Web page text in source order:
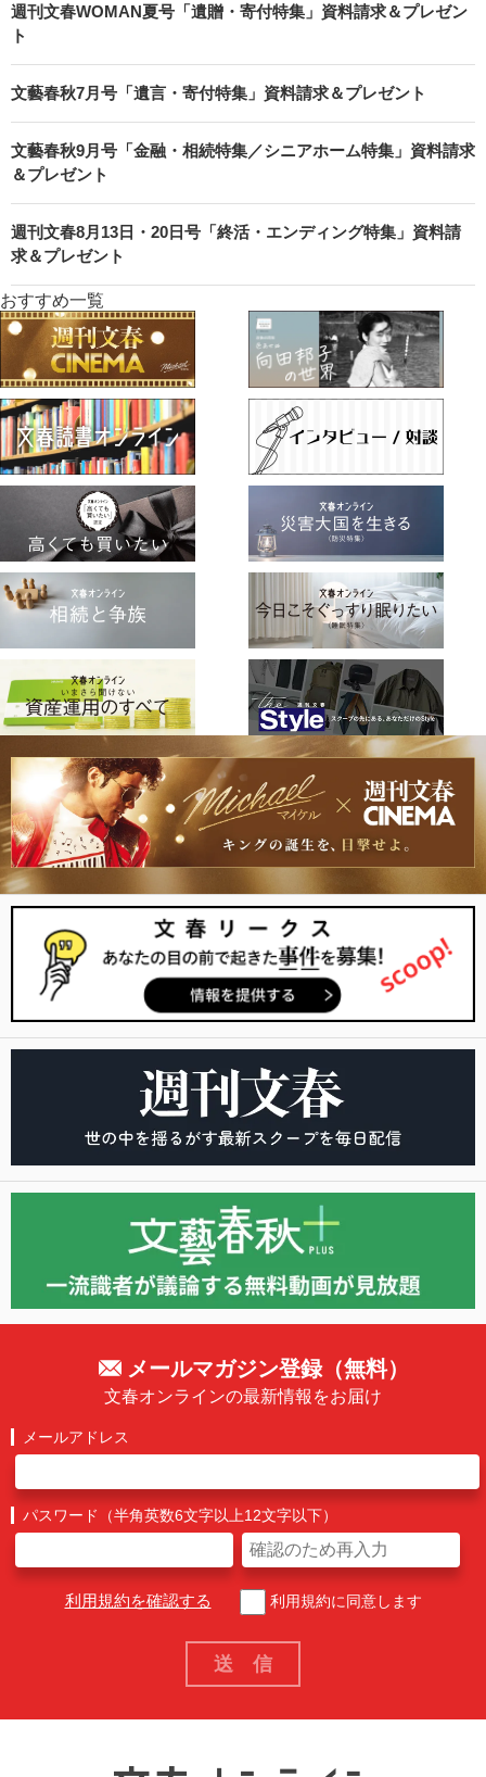
週刊文春WOMAN夏号「遺贈・寄付特集」資料請求＆プレゼン
ト
文藝春秋7月号「遺言・寄付特集」資料請求＆プレゼント
文藝春秋9月号「金融・相続特集／シニアホーム特集」資料請求
＆プレゼント
週刊文春8月13日・20日号「終活・エンディング特集」資料請
求＆プレゼント
おすすめ一覧
メールマガジン登録（無料）
文春オンラインの最新情報をお届け
メールアドレス
パスワード（半角英数6文字以上12文字以下）
利用規約を確認する 利用規約に同意します